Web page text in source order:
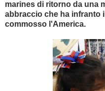
CAPELLI
marines di ritorno da una
abbraccio che ha infranto
commosso l'America.